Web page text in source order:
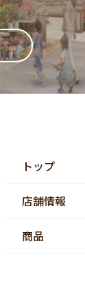
トップ
店舗情報
商品